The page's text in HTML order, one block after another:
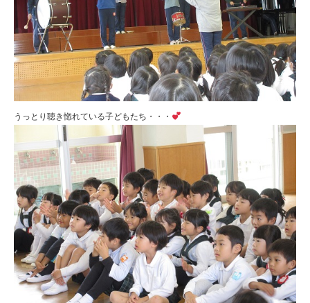
うっとり聴き惚れている子どもたち・・・